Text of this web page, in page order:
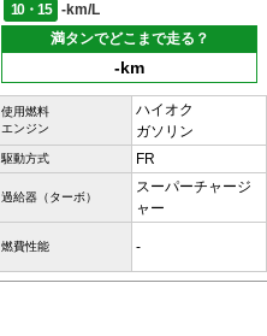
10・15
-km/L
満タンでどこまで走る？
-km
使用燃料
エンジン
ハイオク
ガソリン
駆動方式 FR
過給器（ターボ）
スーパーチャージ
ャー
燃費性能 -